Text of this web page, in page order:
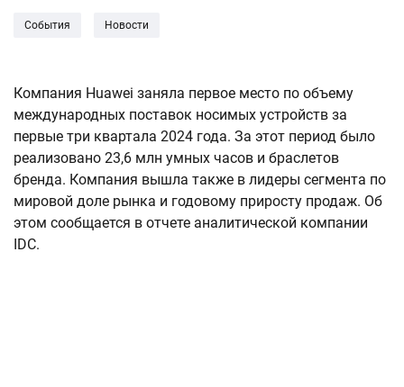
События Новости
Компания Huawei заняла первое место по объему
международных поставок носимых устройств за
первые три квартала 2024 года. За этот период было
реализовано 23,6 млн умных часов и браслетов
бренда. Компания вышла также в лидеры сегмента по
мировой доле рынка и годовому приросту продаж. Об
этом сообщается в отчете аналитической компании
IDC.